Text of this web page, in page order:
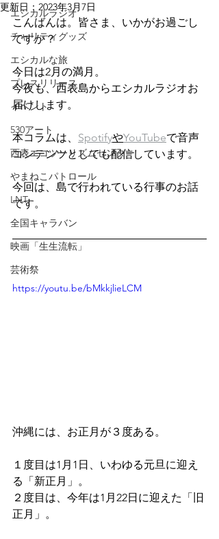
エシカルラジオ
チャリティグッズ
エシカルな旅
プレスリリース
イベント
530アート
西表エコツーリズムセンター
やまねこパトロール
LNT
全国キャラバン
映画「生生流転」
芸術祭
更新日： 2023年3月7日
こんばんは。皆さま、いかがお過ごし
ですか？
今日は2月の満月。
今夜も、西表島からエシカルラジオお
届けします。
本コラムは、 SpotifyやYouTubeで音声
コンテンツとしても配信しています。
今回は、島で行われている行事のお話
です。
https://youtu.be/bMkkjlieLCM
沖縄には、お正月が３度ある。
１度目は1月1日、いわゆる元旦に迎え
る「新正月」。
２度目は、今年は1月22日に迎えた「旧
正月」。